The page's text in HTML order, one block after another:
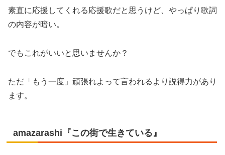
素直に応援してくれる応援歌だと思うけど、やっぱり歌詞
の内容が暗い。
でもこれがいいと思いませんか？
ただ「もう一度」頑張れよって言われるより説得力があり
ます。
amazarashi『この街で生きている』